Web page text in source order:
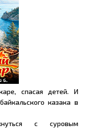
спасая детей. И
казака в
с суровым